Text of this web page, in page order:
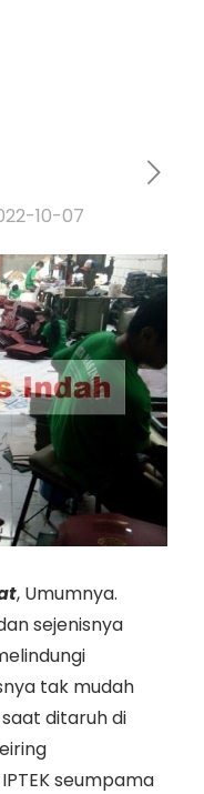
10-07
, Umumnya.
sejenisnya
tak mudah
ditaruh di
seumpama